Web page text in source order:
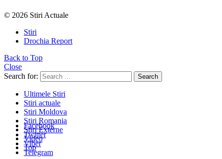
© 2026 Stiri Actuale
Stiri
Drochia Report
Back to Top
Close
Search for:
Search
Ultimele Stiri
Stiri actuale
Stiri Moldova
Stiri Romania
Stiri Externe
Video
Top
Facebook
Twitter
Viber
Telegram